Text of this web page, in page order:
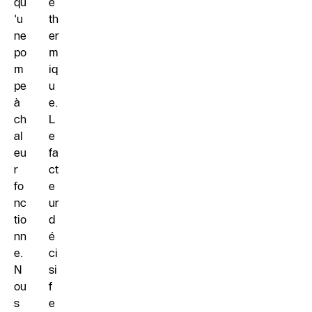
'u
ne
po
m
pe
à
ch
al
eu
r
fo
nc
tio
nn
e.
N
ou
s
th
er
m
iq
u
e.
L
e
fa
ct
e
ur
d
é
ci
si
f
e